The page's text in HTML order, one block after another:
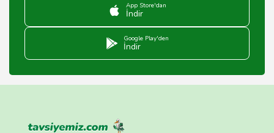
App Store'dan
İndir
Google Play'den
İndir